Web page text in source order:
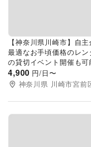
【神奈川県川崎市】自
最適なお手頃価格のレ
の貸切イベント開催も可
4,900 円/日〜
神奈川県 川崎市宮前